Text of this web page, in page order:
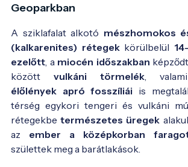
Geoparkban
A sziklafalat alkotó mészhomokos
(kalkarenites) rétegekkörülbelül
ezelőtt , a miocén időszakban
között vulkáni törmelék ,
élőlények apró fosszíliái is
térség egykori tengeri és vulkáni
rétegekbetermészetes üregek
az ember a középkorban
születtek meg a barátlakások.